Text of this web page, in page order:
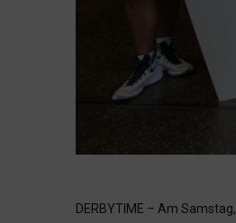
DERBYTIME – Am